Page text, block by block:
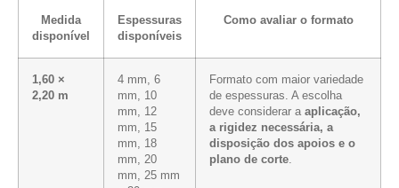
Medida
disponível
Espessuras
disponíveis
Como avaliar o formato
1,60 ×
2,20 m
4 mm, 6
mm, 10
mm, 12
mm, 15
mm, 18
mm, 20
mm, 25 mm
Formato com maior variedade
de espessuras. A escolha
deve considerar a aplicação,
a rigidez necessária, a
disposição dos apoios e o
plano de corte.